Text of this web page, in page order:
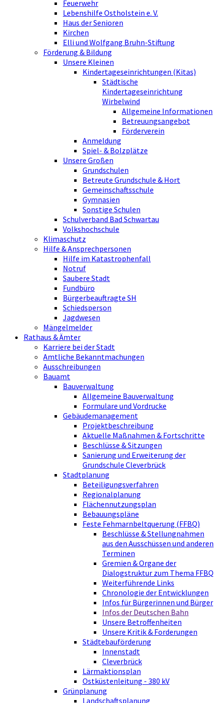
Feuerwehr
Lebenshilfe Ostholstein e. V.
Haus der Senioren
Kirchen
Elli und Wolfgang Bruhn-Stiftung
Förderung & Bildung
Unsere Kleinen
Kindertageseinrichtungen (Kitas)
Städtische
Kindertageseinrichtung
Wirbelwind
Allgemeine Informationen
Betreuungsangebot
Förderverein
Anmeldung
Spiel- & Bolzplätze
Unsere Großen
Grundschulen
Betreute Grundschule & Hort
Gemeinschaftsschule
Gymnasien
Sonstige Schulen
Schulverband Bad Schwartau
Volkshochschule
Klimaschutz
Hilfe & Ansprechpersonen
Hilfe im Katastrophenfall
Notruf
Saubere Stadt
Fundbüro
Bürgerbeauftragte SH
Schiedsperson
Jagdwesen
Mängelmelder
Rathaus & Ämter
Karriere bei der Stadt
Amtliche Bekanntmachungen
Ausschreibungen
Bauamt
Bauverwaltung
Allgemeine Bauverwaltung
Formulare und Vordrucke
Gebäudemanagement
Projektbeschreibung
Aktuelle Maßnahmen & Fortschritte
Beschlüsse & Sitzungen
Sanierung und Erweiterung der
Grundschule Cleverbrück
Stadtplanung
Beteiligungsverfahren
Regionalplanung
Flächennutzungsplan
Bebauungspläne
Feste Fehmarnbeltquerung (FFBQ)
Beschlüsse & Stellungnahmen
aus den Ausschüssen und anderen
Terminen
Gremien & Organe der
Dialogstruktur zum Thema FFBQ
Weiterführende Links
Chronologie der Entwicklungen
Infos für Bürgerinnen und Bürger
Infos der Deutschen Bahn
Unsere Betroffenheiten
Unsere Kritik & Forderungen
Städtebauförderung
Innenstadt
Cleverbrück
Lärmaktionsplan
Ostküstenleitung - 380 kV
Grünplanung
Landschaftsplanung